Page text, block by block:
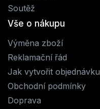
Soutěž
Vše o nákupu
Výměna zboží
Reklamační řád
Jak vytvořit objednávku
Obchodní podmínky
Doprava